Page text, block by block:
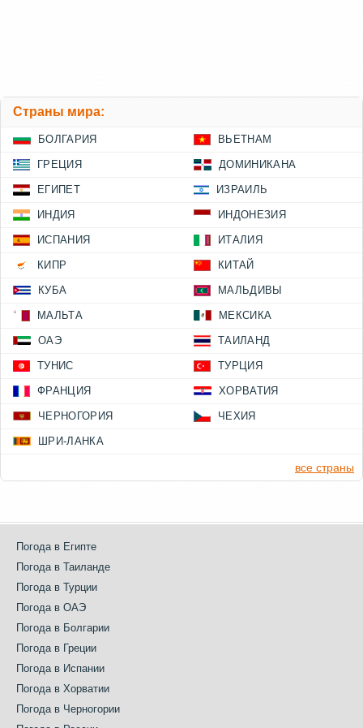
Страны мира:
БОЛГАРИЯ ВЬЕТНАМ
ГРЕЦИЯ ДОМИНИКАНА
ЕГИПЕТ ИЗРАИЛЬ
ИНДИЯ ИНДОНЕЗИЯ
ИСПАНИЯ ИТАЛИЯ
КИПР КИТАЙ
КУБА МАЛЬДИВЫ
МАЛЬТА МЕКСИКА
ОАЭ ТАИЛАНД
ТУНИС ТУРЦИЯ
ФРАНЦИЯ ХОРВАТИЯ
ЧЕРНОГОРИЯ ЧЕХИЯ
ШРИ-ЛАНКА
все страны
Погода в Египте
Погода в Таиланде
Погода в Турции
Погода в ОАЭ
Погода в Болгарии
Погода в Греции
Погода в Испании
Погода в Хорватии
Погода в Черногории